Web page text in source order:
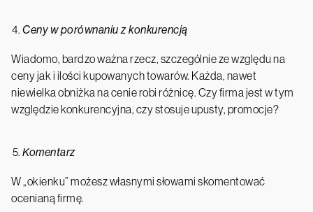
Ceny w porównaniu z konkurencją
Wiadomo, bardzo ważna rzecz, szczególnie ze względu na
ceny jak i ilości kupowanych towarów. Każda, nawet
niewielka obniżka na cenie robi różnicę. Czy firma jest w tym
względzie konkurencyjna, czy stosuje upusty, promocje?
Komentarz
W „okienku” możesz własnymi słowami skomentować
ocenianą firmę.